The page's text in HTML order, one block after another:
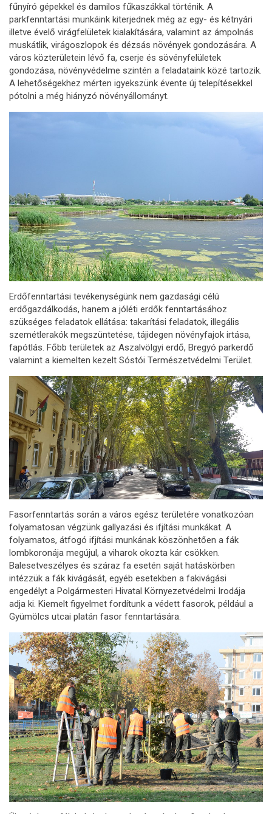
fűnyíró gépekkel és damilos fűkaszákkal történik. A
parkfenntartási munkáink kiterjednek még az egy- és kétnyári
illetve évelő virágfelületek kialakítására, valamint az ámpolnás
muskátlik, virágoszlopok és dézsás növények gondozására. A
város közterületein lévő fa, cserje és sövényfelületek
gondozása, növényvédelme szintén a feladataink közé tartozik.
A lehetőségekhez mérten igyekszünk évente új telepítésekkel
pótolni a még hiányzó növényállományt.
Erdőfenntartási tevékenységünk nem gazdasági célú
erdőgazdálkodás, hanem a jóléti erdők fenntartásához
szükséges feladatok ellátása: takarítási feladatok, illegális
szemétlerakók megszüntetése, tájidegen növényfajok irtása,
fapótlás. Főbb területek az Aszalvölgyi erdő, Bregyó parkerdő
valamint a kiemelten kezelt Sóstói Természetvédelmi Terület.
Fasorfenntartás során a város egész területére vonatkozóan
folyamatosan végzünk gallyazási és ifjítási munkákat. A
folyamatos, átfogó ifjítási munkának köszönhetően a fák
lombkoronája megújul, a viharok okozta kár csökken.
Balesetveszélyes és száraz fa esetén saját hatáskörben
intézzük a fák kivágását, egyéb esetekben a fakivágási
engedélyt a Polgármesteri Hivatal Környezetvédelmi Irodája
adja ki. Kiemelt figyelmet fordítunk a védett fasorok, például a
Gyümölcs utcai platán fasor fenntartására.